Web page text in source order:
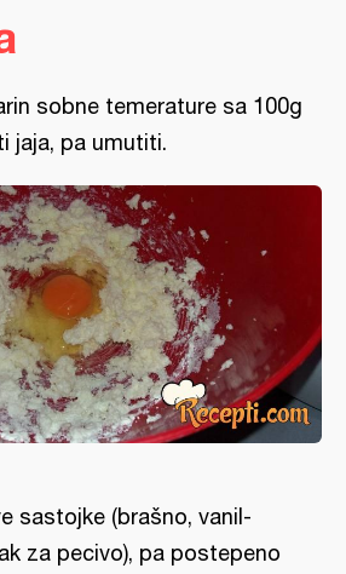
sobne temerature sa 100g
jaja, pa umutiti.
sastojke (brašno, vanil-
za pecivo), pa postepeno